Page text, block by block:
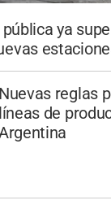
ya
Nuevas reglas
líneas de